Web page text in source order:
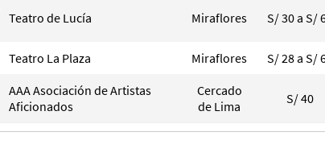
Teatro de Lucía Miraflores S/ 30 a S/
Teatro La Plaza Miraflores S/ 28 a S/
AAA Asociación de Artistas
Aficionados
Cercado
de Lima
S/ 40